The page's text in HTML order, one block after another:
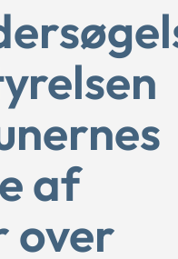
af
over